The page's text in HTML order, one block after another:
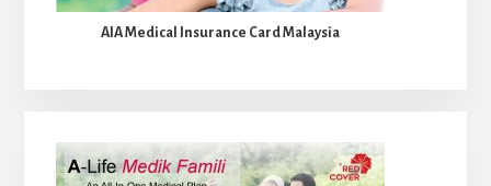
AIA Medical Insurance Card Malaysia